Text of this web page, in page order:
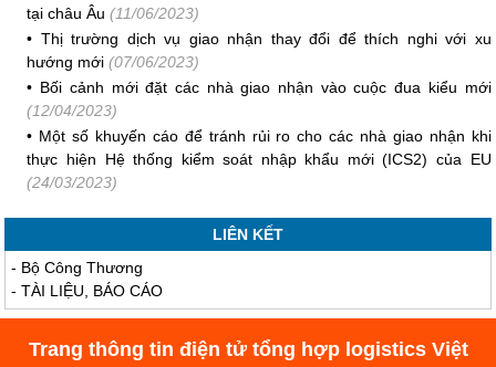
tại châu Âu (11/06/2023)
• Thị trường dịch vụ giao nhận thay đổi để thích nghi với xu
hướng mới (07/06/2023)
• Bối cảnh mới đặt các nhà giao nhận vào cuộc đua kiểu mới
(12/04/2023)
• Một số khuyến cáo để tránh rủi ro cho các nhà giao nhận khi
thực hiện Hệ thống kiểm soát nhập khẩu mới (ICS2) của EU
(24/03/2023)
LIÊN KẾT
- Bộ Công Thương
-TÀI LIỆU, BÁO CÁO
Trang thông tin điện tử tổng hợp logistics Việt